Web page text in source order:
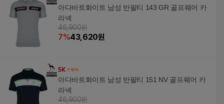
아다바트화이트 남성 반팔티 143 GR 골프웨어 카
라넥
46,900원
7%43,620원
아다바트화이트 남성 반팔티 151 NV 골프웨어 카
라넥
46,900원